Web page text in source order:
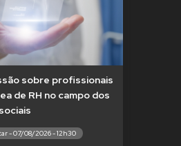
sobre profissionais
de RH no campo dos
- 07/08/2026 - 12h30